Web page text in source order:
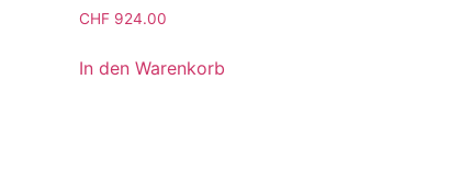
CHF 924.00
In den Warenkorb